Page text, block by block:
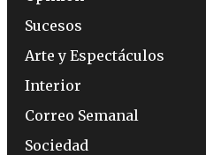
Sucesos
Arte y Espectáculos
Interior
Correo Semanal
Sociedad